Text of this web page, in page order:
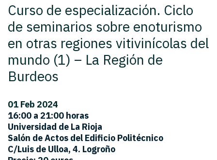
Curso de especialización. Ciclo
de seminarios sobre enoturismo
en otras regiones vitivinícolas del
mundo (1) – La Región de
Burdeos
01 Feb 2024
16:00 a 21:00 horas
Universidad de La Rioja
Salón de Actos del Edificio Politécnico
C/Luis de Ulloa, 4. Logroño